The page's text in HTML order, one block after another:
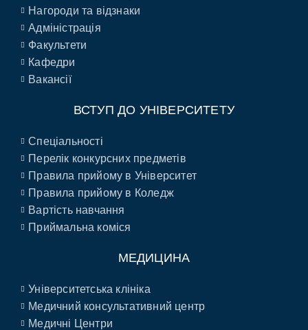
Нагороди та відзнаки
Адміністрація
Факультети
Кафедри
Вакансії
ВСТУП ДО УНІВЕРСИТЕТУ
Спеціальності
Перелік конкурсних предметів
Правила прийому в Університет
Правила прийому в Коледж
Вартість навчання
Приймальна коміся
МЕДИЦИНА
Університетська клініка
Медичний консультативний центр
Медичні Центри